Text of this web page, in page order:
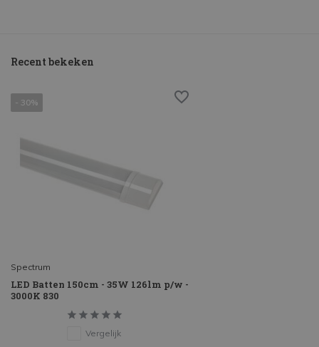
Recent bekeken
- 30%
Spectrum
LED Batten 150cm - 35W 126lm p/w -
3000K 830
Vergelijk